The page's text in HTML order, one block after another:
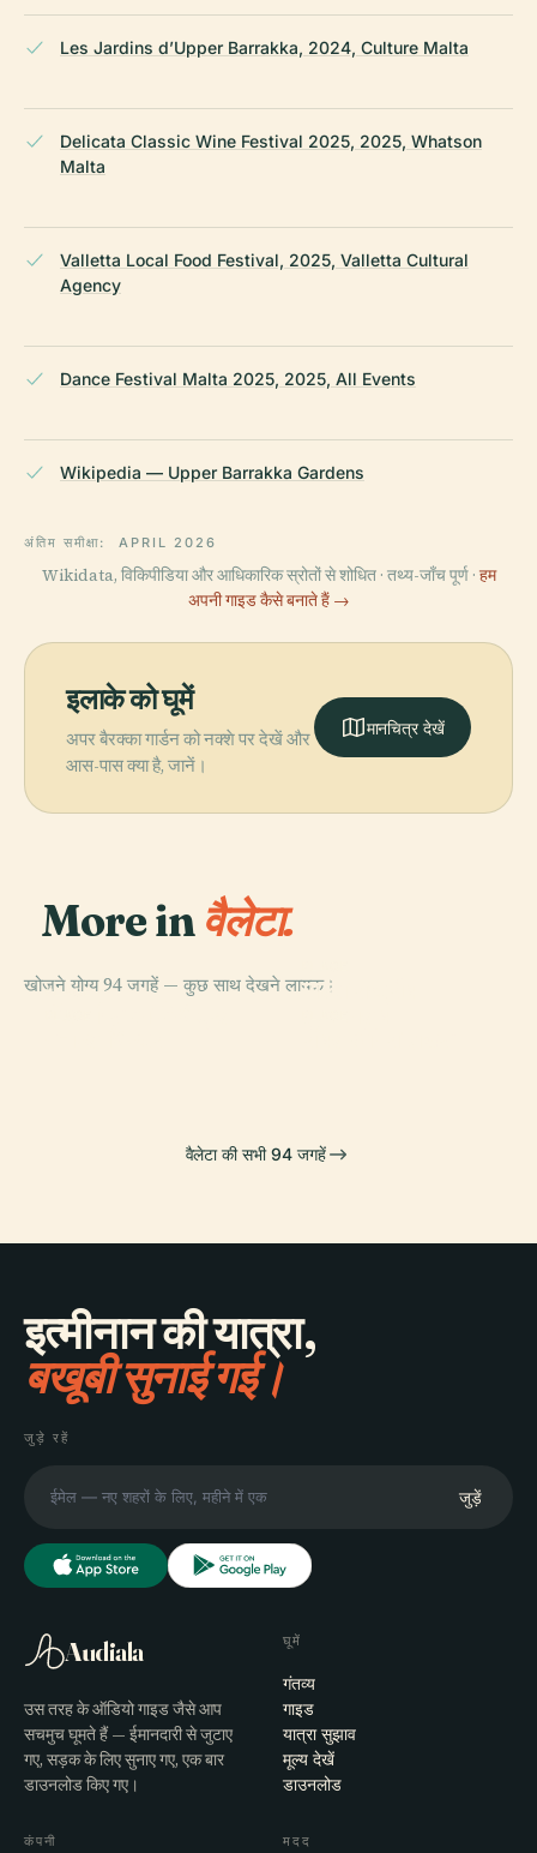
Les Jardins d’Upper Barrakka, 2024, Culture Malta
Delicata Classic Wine Festival 2025, 2025, Whatson
Malta
Valletta Local Food Festival, 2025, Valletta Cultural
Agency
Dance Festival Malta 2025, 2025, All Events
Wikipedia — Upper Barrakka Gardens
अंतिम समीक्षा: APRIL 2026
Wikidata, विकिपीडिया और आधिकारिक स्रोतों से शोधित · तथ्य-जाँच पूर्ण · हम
अपनी गाइड कैसे बनाते हैं →
इलाके को घूमें
अपर बैरक्का गार्डन को नक्शे पर देखें और
आस-पास क्या है, जानें।
मानचित्र देखें
More in वैलेटा.
खोजने योग्य 94 जगहें — कुछ साथ देखने लायक।
PLACE
माल्टा राष्ट्रीय
वैलेटा की सभी 94 जगहें
इत्मीनान की यात्रा,
बखूबी सुनाई गई।
जुड़े रहें
जुड़ें
Audiala
उस तरह के ऑडियो गाइड जैसे आप
सचमुच घूमते हैं — ईमानदारी से जुटाए
गए, सड़क के लिए सुनाए गए, एक बार
डाउनलोड किए गए।
घूमें
गंतव्य
गाइड
यात्रा सुझाव
मूल्य देखें
डाउनलोड
कंपनी मदद